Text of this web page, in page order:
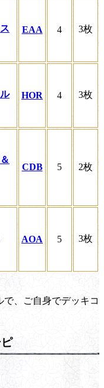
EAA 4 3枚
HOR 4 3枚
CDB 5 2枚
AOA 5 3枚
、ご自身でデッキコ